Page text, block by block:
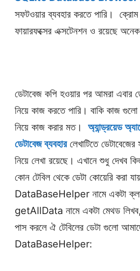
সফটওয়ার ব্যবহার করতে পারি। ক্রোম
ফায়ারফক্সের এক্সটেনশন ও রয়েছে
ডেটাবেজ কপি হওয়ার পর আমরা এবার
নিয়ে কাজ করতে পারি। বাকি কাজ
নিয়ে কাজ করার মত। অ্যান্ড্রয়েড
ডেটাবেজ ব্যবহারলেখাটিতে
নিয়ে লেখা রয়েছে। এখানে শুধু দেখব
কোন টেবিল থেকে ডেটা কোয়েরি করা
DataBaseHelper নামে একটা
getAllData নামে একটা মেথড লিখব,
পাস করলে ঐ টেবিলের ডেটা গুলো
DataBaseHelper: